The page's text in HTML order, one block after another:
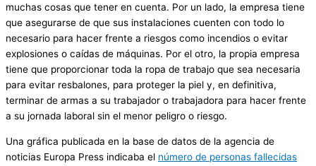
muchas cosas que tener en cuenta. Por un lado, la empresa tiene
que asegurarse de que sus instalaciones cuenten con todo lo
necesario para hacer frente a riesgos como incendios o evitar
explosiones o caídas de máquinas. Por el otro, la propia empresa
tiene que proporcionar toda la ropa de trabajo que sea necesaria
para evitar resbalones, para proteger la piel y, en definitiva,
terminar de armas a su trabajador o trabajadora para hacer frente
a su jornada laboral sin el menor peligro o riesgo.
Una gráfica publicada en la base de datos de la agencia de
noticias Europa Press indicaba el número de personas fallecidas